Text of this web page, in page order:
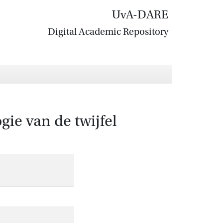
UvA-DARE
Digital Academic Repository
van de twijfel